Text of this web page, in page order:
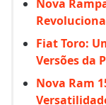
Nova
Fiat Toro:
Versões da
Nova Ram